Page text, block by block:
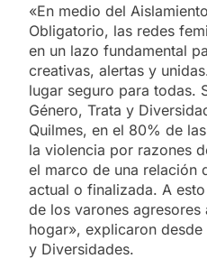
«En medio del
Obligatorio, las redes
en un lazo fundamental
creativas, alertas y
lugar seguro para todas.
Género, Trata y
Quilmes, en el 80% de
la violencia por razones
el marco de una relación
actual o finalizada. A
de los varones agresores
hogar», explicaron
y Diversidades.